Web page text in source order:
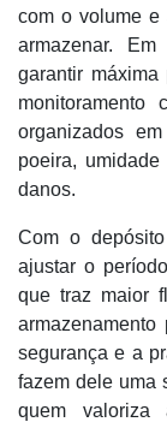
com o volume e
armazenar.
garantir máxima
monitoramento
organizados
poeira,
danos.
Com o
ajustar o
que traz maior
segurança e a
fazem dele uma
quem valoriza